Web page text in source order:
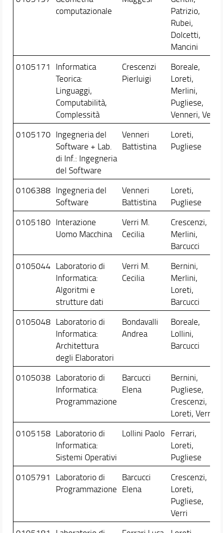
computazionale
Patrizio,
Rubei,
Dolcetti,
Mancini
0105171
Informatica
Teorica:
Linguaggi,
Computabilità,
Complessità
Crescenzi
Pierluigi
Boreale,
Loreti,
Merlini,
Pugliese,
Venneri, Verri
0105170 Ingegneria del
Software + Lab.
di Inf.: Ingegneria
del Software
Venneri
Battistina
Loreti,
Pugliese
0106388 Ingegneria del
Software
Venneri
Battistina
Loreti,
Pugliese
0105180 Interazione
Uomo Macchina
Verri M.
Cecilia
Crescenzi,
Merlini,
Barcucci
0105044 Laboratorio di
Informatica:
Algoritmi e
strutture dati
Verri M.
Cecilia
Bernini,
Merlini,
Loreti,
Barcucci
0105048 Laboratorio di
Informatica:
Architettura
degli Elaboratori
Bondavalli
Andrea
Boreale,
Lollini,
Barcucci
0105038 Laboratorio di
Informatica:
Programmazione
Barcucci
Elena
Bernini,
Pugliese,
Crescenzi,
Loreti, Verri
0105158 Laboratorio di
Informatica:
Sistemi Operativi
Lollini Paolo
Ferrari,
Loreti,
Pugliese
0105791
Laboratorio di
Programmazione
Barcucci
Elena
Crescenzi,
Loreti,
Pugliese,
Verri